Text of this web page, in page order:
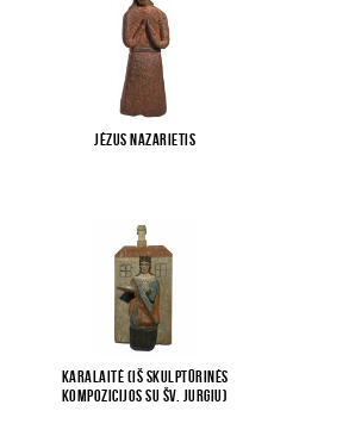
Jėzus Nazarietis
Karalaitė (iš skulptūrinės
kompozicijos su Šv. Jurgiu)